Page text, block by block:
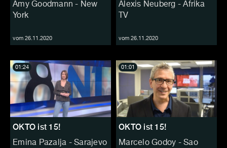
Amy Goodmann - New
York
vom 26.11.2020
Alexis Neuberg - Afrika
TV
vom 26.11.2020
OKTO ist 15!
Emina Pazalja - Sarajevo
01:24
OKTO ist 15!
Marcelo Godoy - Sao
01:01